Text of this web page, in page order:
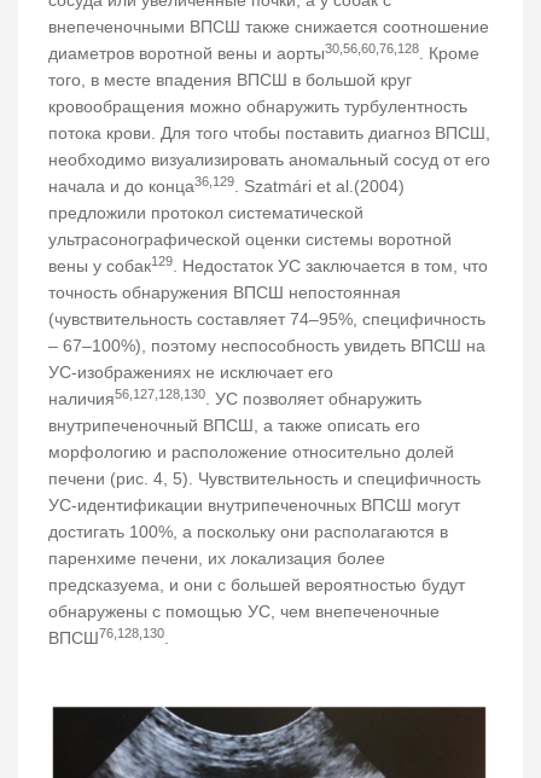
внепеченочными ВПСШ также снижается соотношение
диаметров воротной вены и аорты30,56,60,76,128. Кроме
того, в месте впадения ВПСШ в большой круг
кровообращения можно обнаружить турбулентность
потока крови. Для того чтобы поставить диагноз ВПСШ,
необходимо визуализировать аномальный сосуд от его
начала и до конца36,129. Szatmári et al.(2004)
предложили протокол систематической
ультрасонографической оценки системы воротной
вены у собак129. Недостаток УС заключается в том, что
точность обнаружения ВПСШ непостоянная
(чувствительность составляет 74–95%, специфичность
– 67–100%), поэтому неспособность увидеть ВПСШ на
УС-изображениях не исключает его
наличия56,127,128,130. УС позволяет обнаружить
внутрипеченочный ВПСШ, а также описать его
морфологию и расположение относительно долей
печени (рис. 4, 5). Чувствительность и специфичность
УС-идентификации внутрипеченочных ВПСШ могут
достигать 100%, а поскольку они располагаются в
паренхиме печени, их локализация более
предсказуема, и они с большей вероятностью будут
обнаружены с помощью УС, чем внепеченочные
ВПСШ76,128,130.